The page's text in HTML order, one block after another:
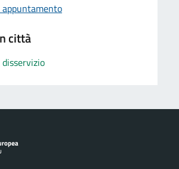
appuntamento
città